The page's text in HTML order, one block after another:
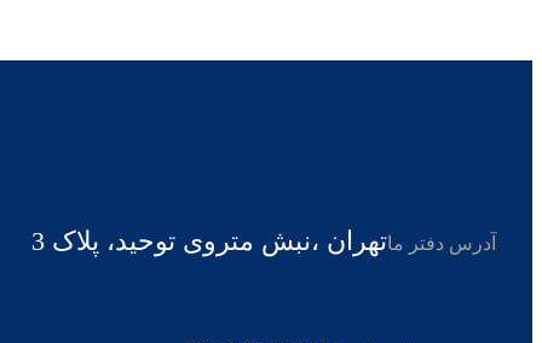
آدرس دفتر ماتهران ،نبش متروی توحید، پلاک 3